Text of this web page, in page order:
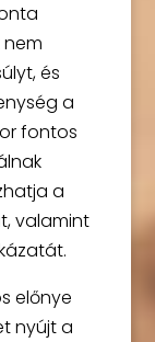
nem
és
a
fontos
a
valamint
előnye
nyújt a